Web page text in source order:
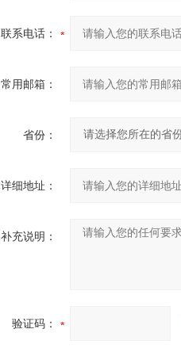
联系电话：
常用邮箱：
省份：
详细地址：
补充说明：
验证码：